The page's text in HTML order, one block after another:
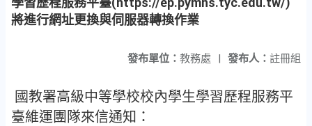
將進行網址更換與伺服器轉換作業
發布人： 註冊組
發布單位： 教務處 |
國教署高級中等學校校內學生學習歷程服務平
臺維運團隊來信通知：